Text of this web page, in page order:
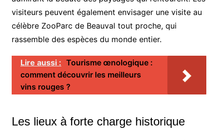
visiteurs peuvent également envisager une visite au
célèbre ZooParc de Beauval tout proche, qui
rassemble des espèces du monde entier.
Lire aussi : Tourisme œnologique :
comment découvrir les meilleurs
vins rouges ?
Les lieux à forte charge historique